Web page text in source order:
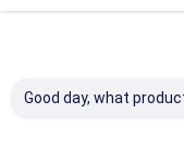
Συνιστώμενα
Good day, what